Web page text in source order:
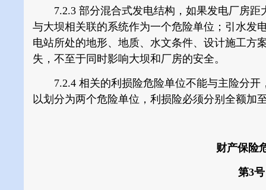
7.2.3 部分混合式发电结构，如果发电厂房
与大坝相关联的系统作为一个危险单位；引水发
电站所处的地形、地质、水文条件、设计施工方
失，不至于同时影响大坝和厂房的安全。
7.2.4 相关的利损险危险单位不能与主险分
以划分为两个危险单位，利损险必须分别全额加
财产保险
第3号